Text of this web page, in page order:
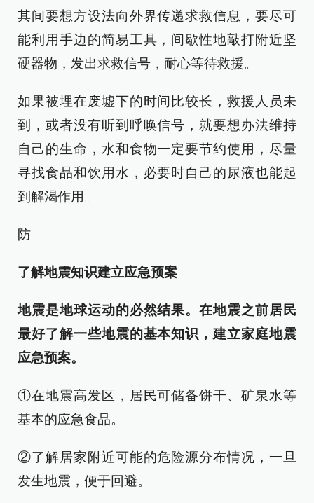
其间要想方设法向外界传递求救信息，要尽可
能利用手边的简易工具，间歇性地敲打附近坚
硬器物，发出求救信号，耐心等待救援。
如果被埋在废墟下的时间比较长，救援人员未
到，或者没有听到呼唤信号，就要想办法维持
自己的生命，水和食物一定要节约使用，尽量
寻找食品和饮用水，必要时自己的尿液也能起
到解渴作用。
防
了解地震知识建立应急预案
地震是地球运动的必然结果。在地震之前居民
最好了解一些地震的基本知识，建立家庭地震
应急预案。
①在地震高发区，居民可储备饼干、矿泉水等
基本的应急食品。
②了解居家附近可能的危险源分布情况，一旦
发生地震，便于回避。